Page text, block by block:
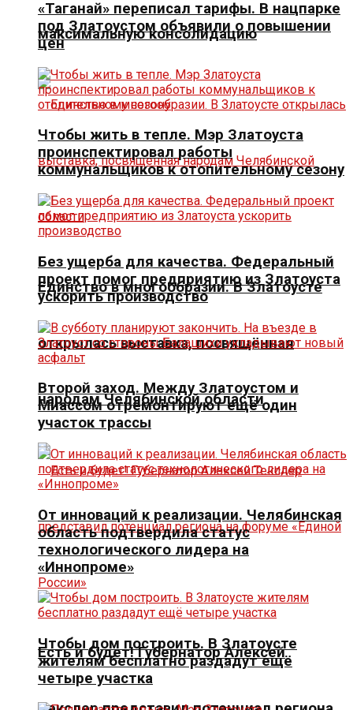
максимальную консолидацию
Единство в многообразии. В Златоусте
открылась выставка, посвящённая
народам Челябинской области
Есть и будет! Губернатор Алексей
«Таганай» переписал тарифы. В нацпарке
под Златоустом объявили о повышении
цен
Чтобы жить в тепле. Мэр Златоуста
проинспектировал работы
коммунальщиков к отопительному сезону
Без ущерба для качества. Федеральный
проект помог предприятию из Златоуста
ускорить производство
Второй заход. Между Златоустом и
Миассом отремонтируют ещё один
участок трассы
От инноваций к реализации. Челябинская
область подтвердила статус
технологического лидера на
«Иннопроме»
Чтобы дом построить. В Златоусте
жителям бесплатно раздадут ещё
четыре участка